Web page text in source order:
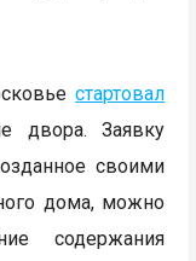
стартовал
двора. Заявку
своими
дома, можно
содержания